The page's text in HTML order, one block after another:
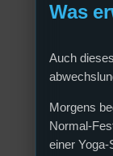
Was
Auch
Morgens
Normal-
einer